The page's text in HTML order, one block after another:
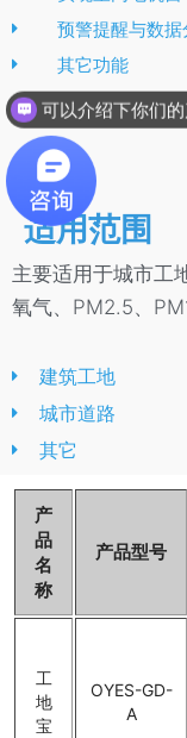
预警提醒与数据
其它功能
适用范围
主要适用于城市工
氧气、PM2.5、
建筑工地
城市道路
其它
产
品
名
称
产品型号
工
地
宝
OYES-GD-
A